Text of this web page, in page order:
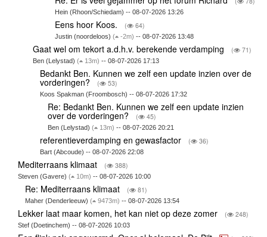
Hein (Rhoon/Schiedam) -- 08-07-2026 13:26
Eens hoor Koos. ( 64)
Justin (noordeloos)( -2m) -- 08-07-2026 13:48
Gaat wel om tekort a.d.h.v. berekende verdamping ( 71)
Ben (Lelystad) ( 13m) -- 08-07-2026 17:13
Bedankt Ben. Kunnen we zelf een update inzien over de
vorderingen? ( 53)
Koos Spakman (Froombosch) -- 08-07-2026 17:32
Re: Bedankt Ben. Kunnen we zelf een update inzien
over de vorderingen? ( 45)
Ben (Lelystad) ( 13m) -- 08-07-2026 20:21
referentieverdamping en gewasfactor ( 36)
Bart (Abcoude) -- 08-07-2026 22:08
Mediterraans klimaat ( 388)
Steven (Gavere) ( 10m) -- 08-07-2026 10:00
Re: Mediterraans klimaat ( 81)
Maher (Denderleeuw)( 9473m) -- 08-07-2026 13:54
Lekker laat maar komen, het kan niet op deze zomer ( 248)
Stef (Doetinchem) -- 08-07-2026 10:03